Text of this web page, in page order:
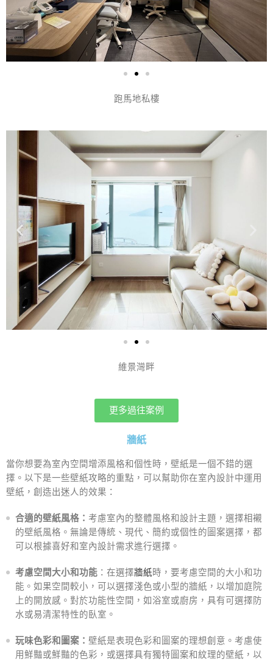
跑馬地私樓
維景灣畔
更多過往案例
牆紙
當你想要為室內空間增添風格和個性時，壁紙是一個不錯的選
擇。以下是一些壁紙攻略的重點，可以幫助你在室內設計中運用
壁紙，創造出迷人的效果：
合適的壁紙風格： 考慮室內的整體風格和設計主題，選擇相襯
的壁紙風格。無論是傳統、現代、簡約或個性的圖案選擇，都
可以根據喜好和室內設計需求進行選擇。
考慮空間大小和功能 ：在選擇牆紙時，要考慮空間的大小和功
能。如果空間較小，可以選擇淺色或小型的牆紙，以增加庭院
上的開放感。對於功能性空間，如浴室或廚房，具有可選擇防
水或易清潔特性的臥室。
玩味色彩和圖案： 壁紙是表現色彩和圖案的理想創意。考慮使
用鮮豔或鮮豔的色彩，或選擇具有獨特圖案和紋理的壁紙，以